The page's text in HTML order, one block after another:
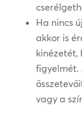
Ha nincs
akkor is
kinézetét,
figyelmét.
vagy a